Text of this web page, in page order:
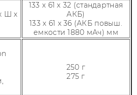
Ш х
133 х 61 х 32 (стандартная
АКБ)
133 х 61 х 36 (АКБ повыш.
емкости 1880 мАч) мм
250 г
275 г